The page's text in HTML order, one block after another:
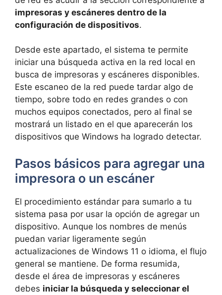
impresoras y escáneres dentro de la
configuración de dispositivos.
Desde este apartado, el sistema te permite
iniciar una búsqueda activa en la red local en
busca de impresoras y escáneres disponibles.
Este escaneo de la red puede tardar algo de
tiempo, sobre todo en redes grandes o con
muchos equipos conectados, pero al final se
mostrará un listado en el que aparecerán los
dispositivos que Windows ha logrado detectar.
Pasos básicos para agregar una
impresora o un escáner
El procedimiento estándar para sumarlo a tu
sistema pasa por usar la opción de agregar un
dispositivo. Aunque los nombres de menús
puedan variar ligeramente según
actualizaciones de Windows 11 o idioma, el flujo
general se mantiene. De forma resumida,
desde el área de impresoras y escáneres
debes iniciar la búsqueda y seleccionar el